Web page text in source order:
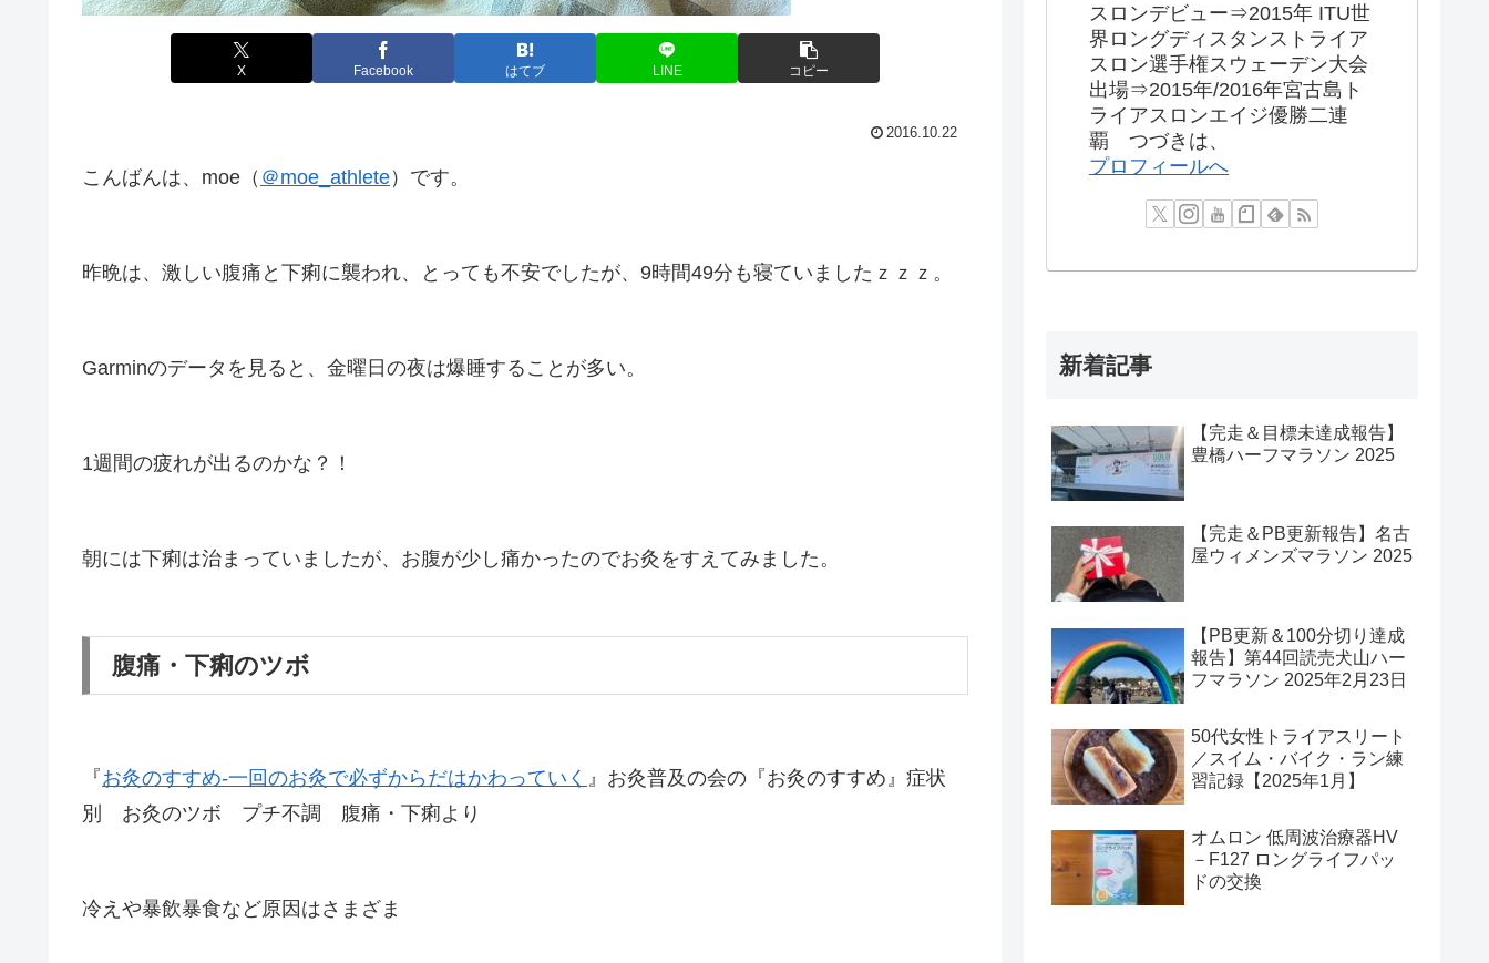
X Facebook はてブ LINE コピー
2016.10.22
こんばんは、moe（ ＠moe_athlete）です。
昨晩は、 激しい腹痛と下痢に襲われ、とっても不安でしたが、9時間49分も寝ていましたｚｚｚ。
Garminのデータを見ると、金曜日の夜は爆睡することが多い。
1週間の疲れが出るのかな？！
朝には下痢は治まっていましたが、お腹が少し痛かったのでお灸をすえてみました。
腹痛・下痢のツボ
『お灸のすすめ-一回のお灸で必ずからだはかわっていく 』お灸普及の会の『お灸のすすめ』症状
別 お灸のツボ プチ不調 腹痛・下痢より
冷えや暴飲暴食など原因はさまざま
スロンデビュー⇒2015年 ITU世
界ロングディスタンストライア
スロン選手権スウェーデン大会
出場⇒2015年/2016年宮古島ト
ライアスロンエイジ優勝二連
覇 つづきは、
プロフィールへ
新着記事
【完走＆目標未達成報告】
豊橋ハーフマラソン 2025
【完走＆PB更新報告】名古
屋ウィメンズマラソン 2025
【PB更新＆100分切り達成
報告】第44回読売犬山ハー
フマラソン 2025年2月23日
50代女性トライアスリート
／スイム・バイク・ラン練
習記録【2025年1月】
オムロン 低周波治療器HV
－F127 ロングライフパッ
ドの交換